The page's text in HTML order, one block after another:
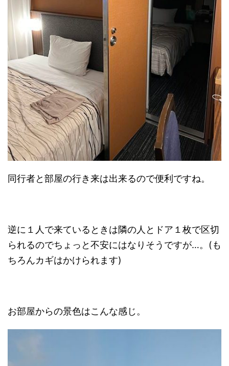
同行者と部屋の行き来は出来るので便利ですね。
逆に１人で来ているときは隣の人とドア１枚で区切
られるのでちょっと不安にはなりそうですが…。(も
ちろんカギはかけられます)
お部屋からの景色はこんな感じ。